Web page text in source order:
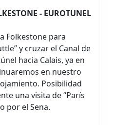
- EUROTUNEL
Folkestone para
y cruzar el Canal de
hacia Calais, ya en
en nuestro
Posibilidad
una visita de “París
por el Sena.